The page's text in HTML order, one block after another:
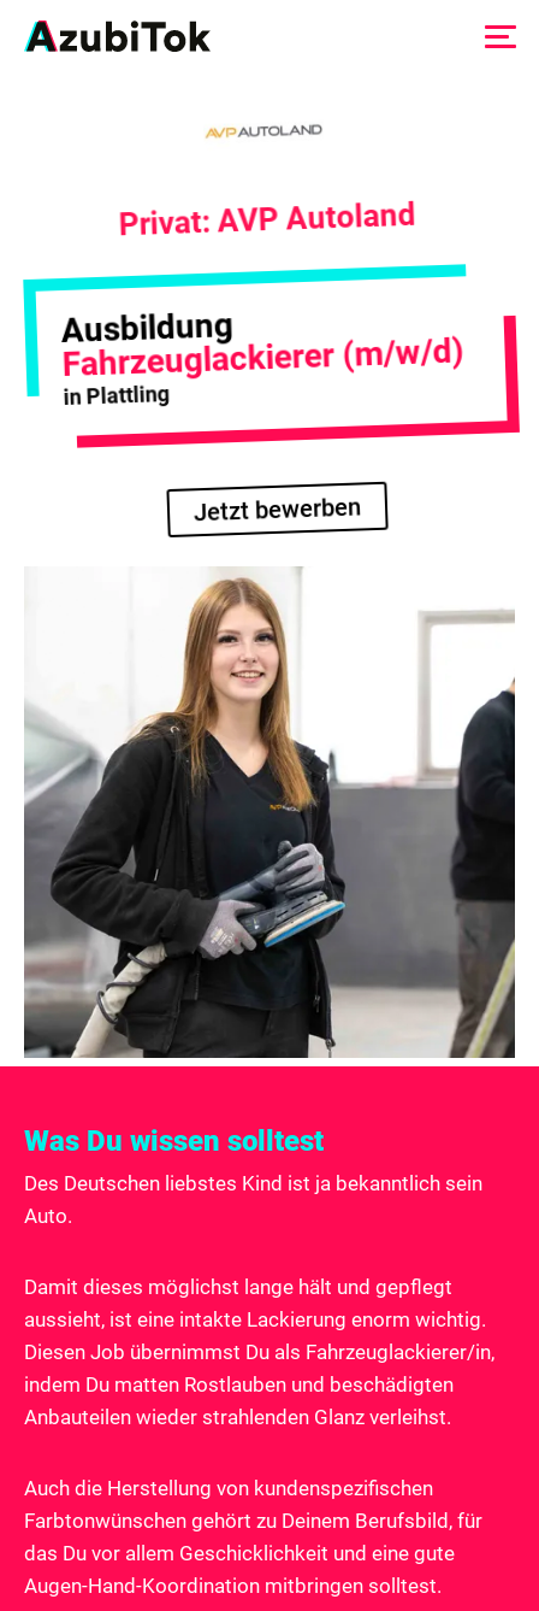
Privat: AVP Autoland
Ausbildung
Fahrzeuglackierer (m/w/d)
in Plattling
Jetzt bewerben
Was Du wissen solltest
Des Deutschen liebstes Kind ist ja bekanntlich sein
Auto.
Damit dieses möglichst lange hält und gepflegt
aussieht, ist eine intakte Lackierung enorm wichtig.
Diesen Job übernimmst Du als Fahrzeuglackierer/in,
indem Du matten Rostlauben und beschädigten
Anbauteilen wieder strahlenden Glanz verleihst.
Auch die Herstellung von kundenspezifischen
Farbtonwünschen gehört zu Deinem Berufsbild, für
das Du vor allem Geschicklichkeit und eine gute
Augen-Hand-Koordination mitbringen solltest.